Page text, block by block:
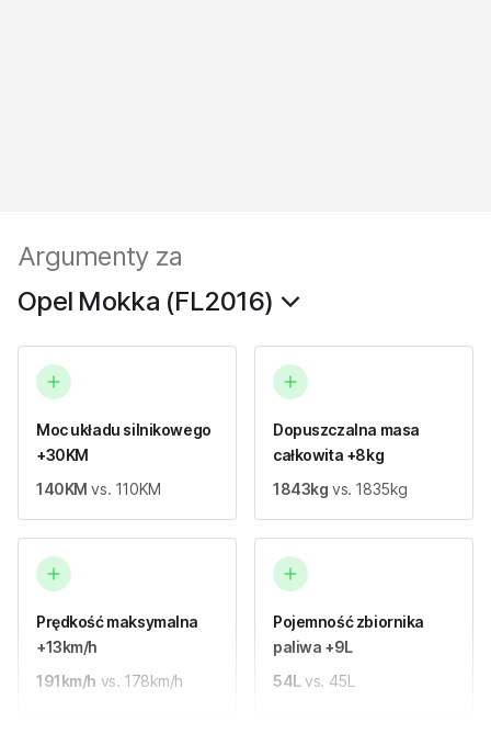
Argumenty za
Opel Mokka (FL2016)
Moc układu silnikowego
+30KM
140KM vs. 110KM
Prędkość maksymalna
+13km/h
191km/h vs. 178km/h
Dopuszczalna masa
całkowita +8kg
1843kg vs. 1835kg
Pojemność zbiornika
paliwa +9L
54L vs. 45L